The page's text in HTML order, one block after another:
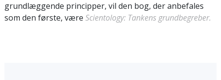
grundlæggende principper, vil den bog, der anbefales
som den første, være Scientology: Tankens grundbegreber.